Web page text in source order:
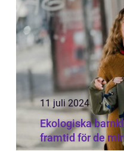
11 juli 2024
Ekologiska
framtid för de